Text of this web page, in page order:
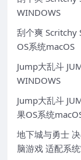
WINDOWS
刮个爽 Scritchy
OS系统macOS
Jump大乱斗
WINDOWS
Jump大乱斗
果OS系统
地下城与勇士
脑游戏 适配系